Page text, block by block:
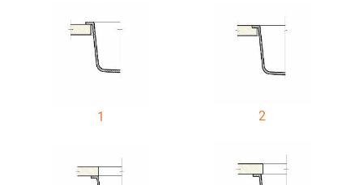
1 2